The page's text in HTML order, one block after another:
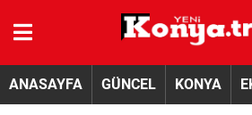
ANASAYFA GÜNCEL KONYA